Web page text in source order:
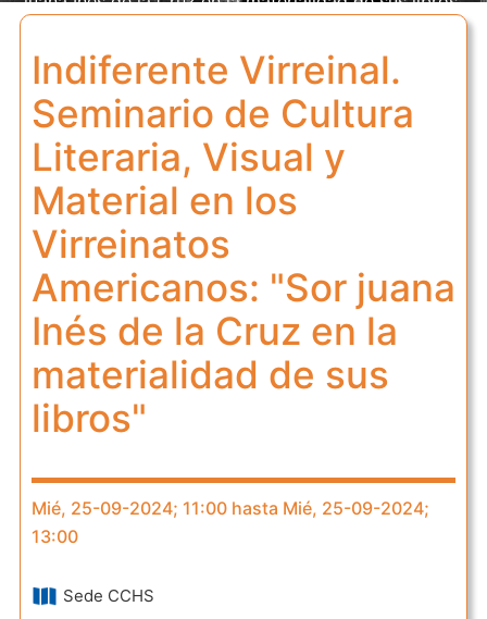
Indiferente Virreinal.
Seminario de Cultura
Literaria, Visual y
Material en los
Virreinatos
Americanos: "Sor juana
Inés de la Cruz en la
materialidad de sus
libros"
Mié, 25-09-2024; 11:00 hasta Mié, 25-09-2024;
13:00
Sede CCHS